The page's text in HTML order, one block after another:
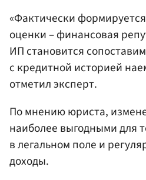
«Фактически
оценки – финансовая
ИП становится
с кредитной историей
отметил эксперт.
По мнению юриста,
наиболее выгодными для
в легальном поле и
доходы.